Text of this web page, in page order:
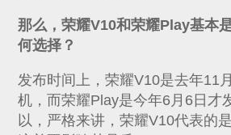
那么，荣耀V10和荣耀Play基本
何选择？
发布时间上，荣耀V10是去年11
机，而荣耀Play是今年6月6日才
以，严格来讲，荣耀V10代表的